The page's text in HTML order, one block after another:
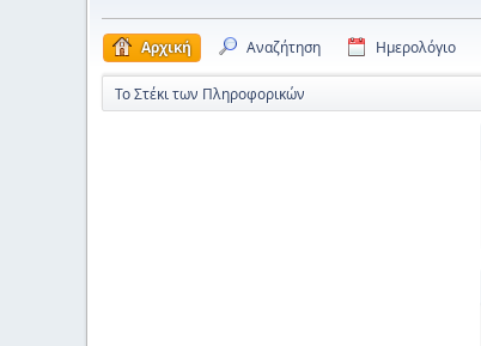
Αρχική Αναζήτηση Ημερολόγιο
Το Στέκι των Πληροφορικών